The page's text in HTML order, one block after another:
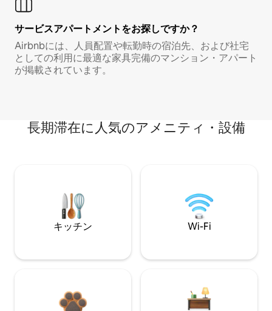
サービスアパートメントをお探しですか？
Airbnbには、人員配置や転勤時の宿泊先、および社宅
としての利用に最適な家具完備のマンション・アパート
が掲載されています。
長期滞在に人気のアメニティ・設備
キッチン Wi-Fi